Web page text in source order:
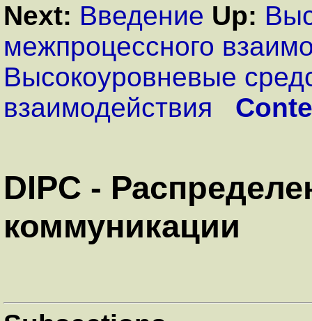
Next: Введение Up:
межпроцессного
Высокоуровневые
взаимодействия
DIPC -
коммуникации